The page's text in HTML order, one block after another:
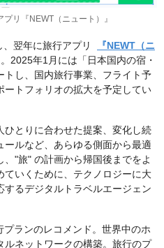
リ『NEWT（ニュート）』
翌年に旅行アプリ
『NEWT（ニ
2025年1月には「日本国内の宿・
トし、国内旅行事業、フライト予
トフォリオの拡大を予定してい
ひとりに合わせた提案、変化し続
ルなど、あらゆる側面から最適
"旅" の計画から帰国後までをよ
ていくために、テクノロジーに大
するデジタルトラベルエージェン
ランのレコメンド。世界中のホ
ルネットワークの構築。旅行のプ